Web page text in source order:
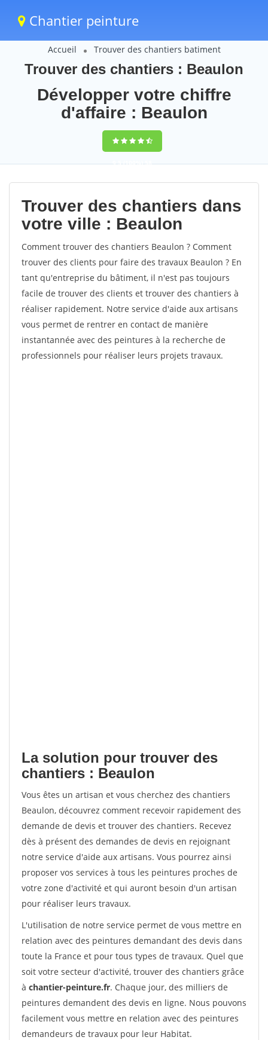
Chantier peinture
Accueil Trouver des chantiers batiment
Trouver des chantiers : Beaulon
Développer votre chiffre
d'affaire : Beaulon
9,5(100%)58
votes
Trouver des chantiers dans
votre ville : Beaulon
Comment trouver des chantiers Beaulon ? Comment
trouver des clients pour faire des travaux Beaulon ? En
tant qu'entreprise du bâtiment, il n'est pas toujours
facile de trouver des clients et trouver des chantiers à
réaliser rapidement. Notre service d'aide aux artisans
vous permet de rentrer en contact de manière
instantannée avec des peintures à la recherche de
professionnels pour réaliser leurs projets travaux.
La solution pour trouver des
chantiers : Beaulon
Vous êtes un artisan et vous cherchez des chantiers
Beaulon, découvrez comment recevoir rapidement des
demande de devis et trouver des chantiers. Recevez
dès à présent des demandes de devis en rejoignant
notre service d'aide aux artisans. Vous pourrez ainsi
proposer vos services à tous les peintures proches de
votre zone d'activité et qui auront besoin d'un artisan
pour réaliser leurs travaux.
L'utilisation de notre service permet de vous mettre en
relation avec des peintures demandant des devis dans
toute la France et pour tous types de travaux. Quel que
soit votre secteur d'activité, trouver des chantiers grâce
à chantier-peinture.fr. Chaque jour, des milliers de
peintures demandent des devis en ligne. Nous pouvons
facilement vous mettre en relation avec des peintures
demandeurs de travaux pour leur Habitat.